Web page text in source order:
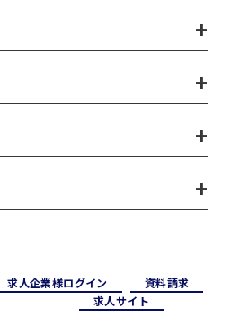
求⼈企業様ログイン
資料請求
求⼈サイト